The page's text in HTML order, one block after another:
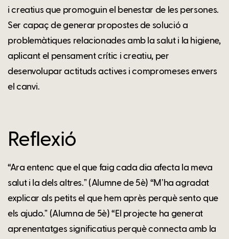
i creatius que promoguin el benestar de les persones.
Ser capaç de generar propostes de solució a
problemàtiques relacionades amb la salut i la higiene,
aplicant el pensament crític i creatiu, per
desenvolupar actituds actives i compromeses envers
el canvi.
Reflexió
“Ara entenc que el que faig cada dia afecta la meva
salut i la dels altres.ˮ (Alumne de 5è) “Mʼha agradat
explicar als petits el que hem après perquè sento que
els ajudo.ˮ (Alumna de 5è) “El projecte ha generat
aprenentatges significatius perquè connecta amb la